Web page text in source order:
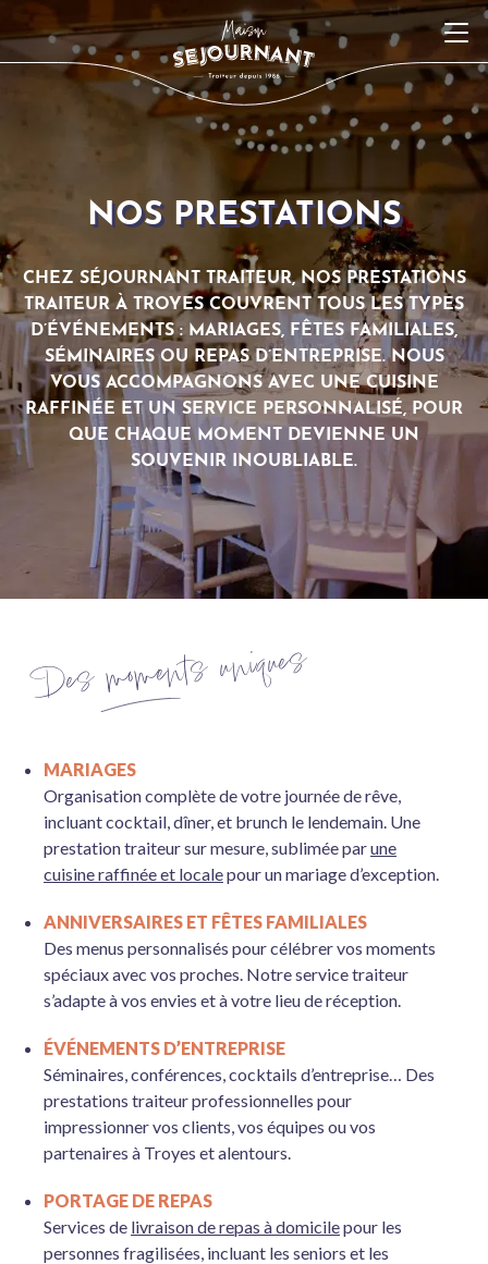
NOS PRESTATIONS
CHEZ SÉJOURNANT TRAITEUR, NOS PRESTATIONS
TRAITEUR À TROYES COUVRENT TOUS LES TYPES
D’ÉVÉNEMENTS : MARIAGES, FÊTES FAMILIALES,
SÉMINAIRES OU REPAS D’ENTREPRISE. NOUS
VOUS ACCOMPAGNONS AVEC UNE CUISINE
RAFFINÉE ET UN SERVICE PERSONNALISÉ, POUR
QUE CHAQUE MOMENT DEVIENNE UN
SOUVENIR INOUBLIABLE.
Des moments uniques
MARIAGES
Organisation complète de votre journée de rêve,
incluant cocktail, dîner, et brunch le lendemain. Une
prestation traiteur sur mesure, sublimée parune
cuisine raffinée et localepour un mariage d’exception.
ANNIVERSAIRES ET FÊTES FAMILIALES
Des menus personnalisés pour célébrer vos moments
spéciaux avec vos proches. Notre service traiteur
s’adapte à vos envies et à votre lieu de réception.
ÉVÉNEMENTS D’ENTREPRISE
Séminaires, conférences, cocktails d’entreprise… Des
prestations traiteur professionnelles pour
impressionner vos clients, vos équipes ou vos
partenaires à Troyes et alentours.
PORTAGE DE REPAS
Services de livraison de repas à domicilepour les
personnes fragilisées, incluant les seniors et les